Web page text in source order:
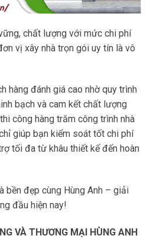
chất lượng với mức chi phí
vị xây nhà trọn gói uy tín là vô
hàng đánh giá cao nhờ quy trình
bạch và cam kết chất lượng
công hàng trăm công trình nhà
giúp bạn kiểm soát tốt chi phí
tối đa từ khâu thiết kế đến hoàn
bền đẹp cùng Hùng Anh – giải
đầu hiện nay!
VÀ THƯƠNG MẠI HÙNG ANH